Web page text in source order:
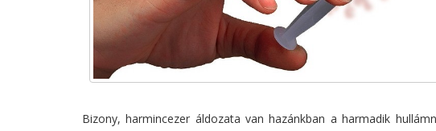
Bizony, harmincezer áldozata van hazánkban a harmadik